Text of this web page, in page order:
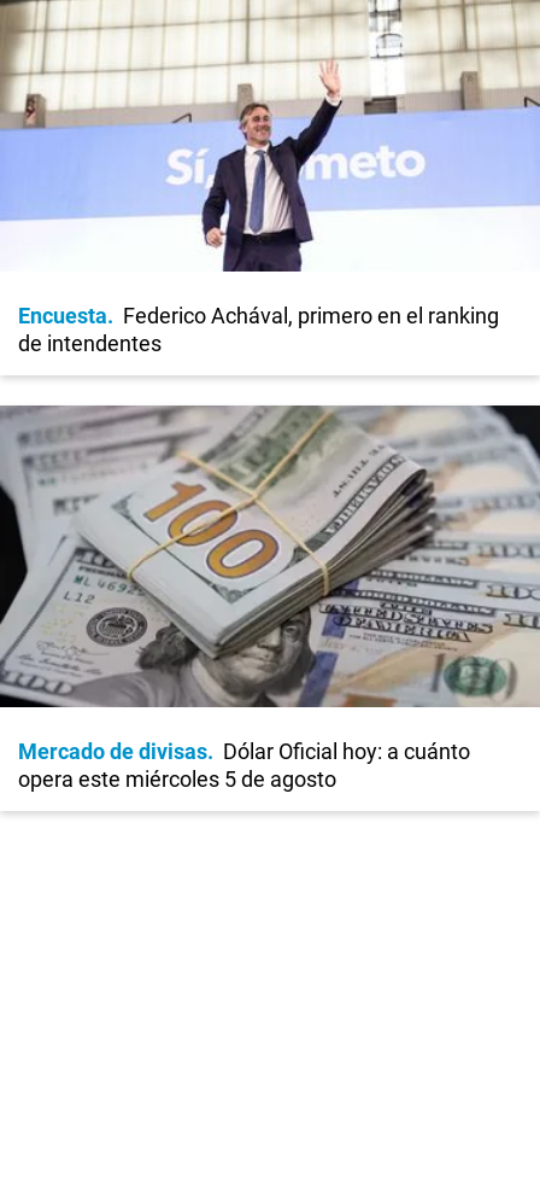
Encuesta
Federico Achával, primero en el ranking
de intendentes
Mercado de divisas
Dólar Oficial hoy: a cuánto
opera este miércoles 5 de agosto